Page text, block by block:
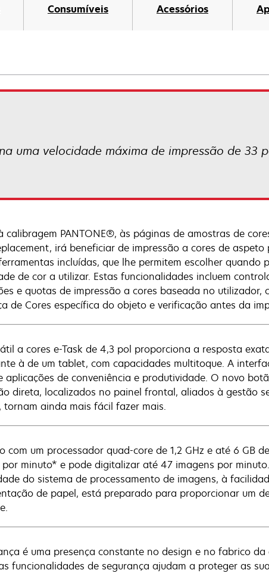
Consumíveis Acessórios
uma velocidade máxima de impressão de 33
calibragem PANTONE®, às páginas de amostras de
irá beneficiar de impressão a cores de
incluídas, que lhe permitem escolher quando
de cor a utilizar. Estas funcionalidades incluem
e quotas de impressão a cores baseada no
de Cores específica do objeto e verificação antes da
a cores e-Task de 4,3 pol proporciona a resposta
à de um tablet, com capacidades multitoque. A
aplicações de conveniência e produtividade. O novo
direta, localizados no painel frontal, aliados à gestão
tornam ainda mais fácil fazer mais.
com um processador quad-core de 1,2 GHz e até 6 GB
minuto* e pode digitalizar até 47 imagens por
do sistema de processamento de imagens, à
de papel, está preparado para proporcionar um
é uma presença constante no design e no fabrico
funcionalidades de segurança ajudam a proteger as